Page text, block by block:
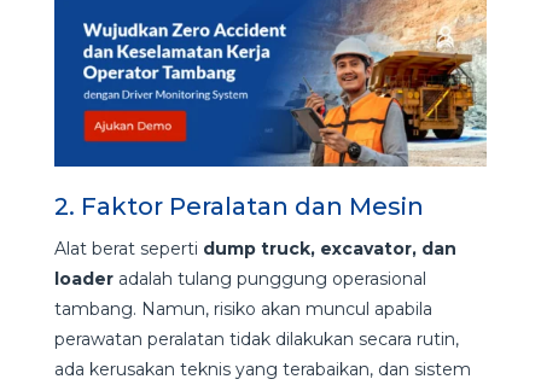
2. Faktor Peralatan dan Mesin
Alat berat seperti dump truck, excavator, dan
loaderadalah tulang punggung operasional
tambang. Namun, risiko akan muncul apabila
perawatan peralatan tidak dilakukan secara rutin,
ada kerusakan teknis yang terabaikan, dan sistem